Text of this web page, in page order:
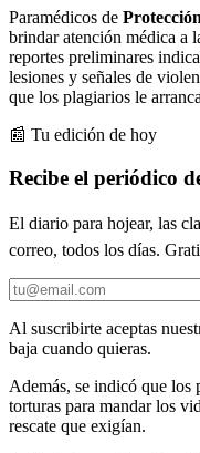
Paramédicos de
brindar atención médica a
reportes preliminares
lesiones y señales de
que los plagiarios le
📰 Tu edición de hoy
Recibe el periódico
El diario para hojear, las
correo, todos los días.
Al suscribirte aceptas
baja cuando quieras.
Además, se indicó que los
torturas para mandar los
rescate que exigían.